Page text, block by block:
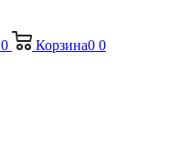
0 Корзина0 0